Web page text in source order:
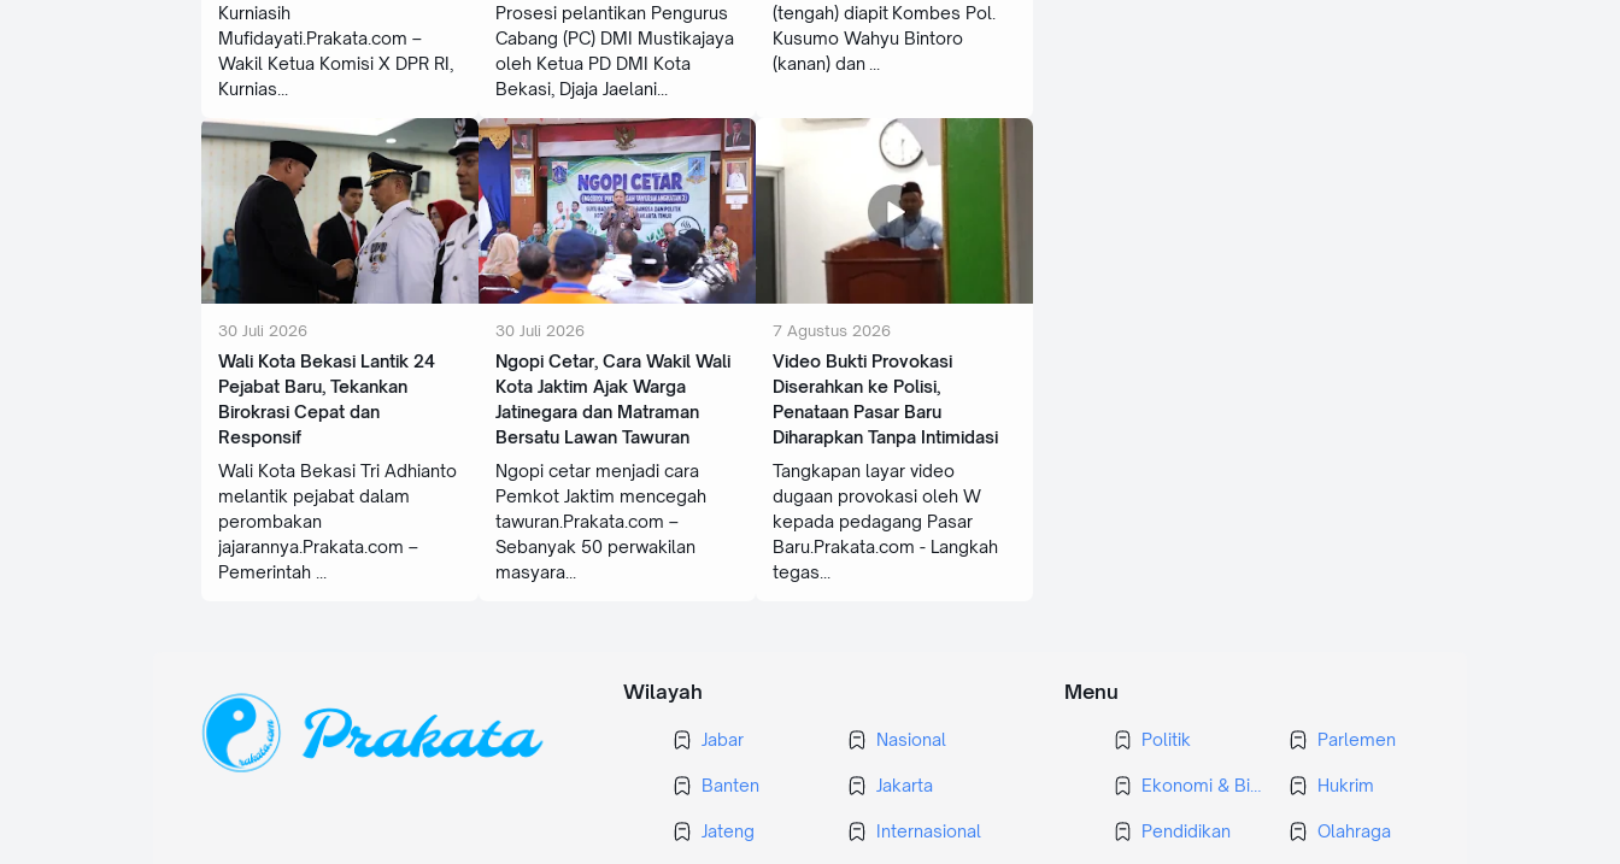
Kurniasih
Mufidayati.Prakata.com –
Wakil Ketua Komisi X DPR RI,
Kurnias
Prosesi pelantikan Pengurus
Cabang (PC) DMI Mustikajaya
oleh Ketua PD DMI Kota
Bekasi, Djaja Jaelani
(tengah) diapit Kombes Pol.
Kusumo Wahyu Bintoro
(kanan) dan
30 Juli 2026
Wali Kota Bekasi Lantik 24
Pejabat Baru, Tekankan
Birokrasi Cepat dan
Responsif
Wali Kota Bekasi Tri Adhianto
melantik pejabat dalam
perombakan
jajarannya.Prakata.com –
Pemerintah
30 Juli 2026
Ngopi Cetar, Cara Wakil Wali
Kota Jaktim Ajak Warga
Jatinegara dan Matraman
Bersatu Lawan Tawuran
Ngopi cetar menjadi cara
Pemkot Jaktim mencegah
tawuran.Prakata.com –
Sebanyak 50 perwakilan
masyara
7 Agustus 2026
‎Video Bukti Provokasi
Diserahkan ke Polisi,
Penataan Pasar Baru
Diharapkan Tanpa Intimidasi
Tangkapan layar video
dugaan provokasi oleh W
kepada pedagang Pasar
Baru.Prakata.com - Langkah
tegas
Wilayah
Jabar Nasional
Banten Jakarta
Jateng Internasional
Menu
Politik Parlemen
Hukrim
Pendidikan Olahraga